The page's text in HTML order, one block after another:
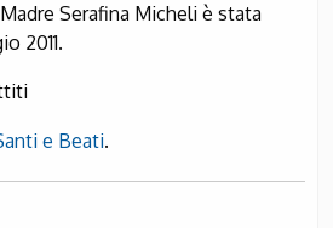
Serafina Micheli è stata
2011.
e Beati.